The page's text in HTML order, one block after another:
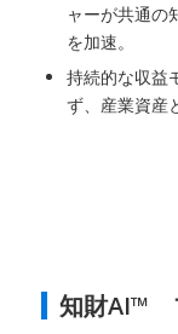
ャーが共通の
を加速。
持続的な収益
ず、産業資産
知財AI™